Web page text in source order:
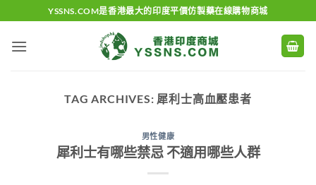
to
content
YSSNS.COM是香港最大的印度平價仿製藥在線購物商城
TAG ARCHIVES: 犀利士高血壓患者
男性健康
犀利士有哪些禁忌 不適用哪些人群